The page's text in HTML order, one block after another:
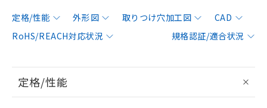
定格/性能 外形図 取りつけ穴加工図
CAD
RoHS/REACH対応状況
規格認証/適合状況
定格/性能